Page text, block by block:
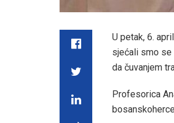
U petak, 6.
sjećali smo se
da čuvanjem
Profesorica